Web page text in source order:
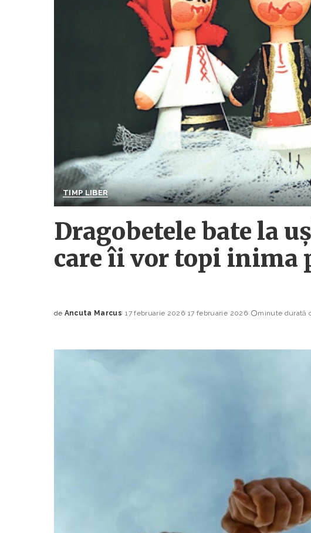
TIMP LIBER
Dragobetele bate la
care îi vor topi inima
Posted
de Ancuta Marcus 17 februarie 2026 17 februarie 2026 minute durată